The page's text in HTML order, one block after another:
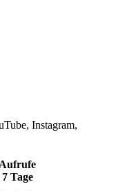
Instagram,
Aufrufe
7 Tage